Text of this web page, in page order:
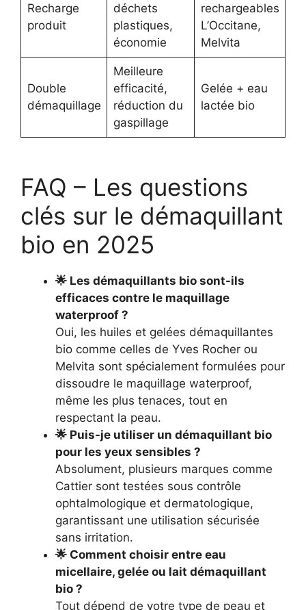
Recharge
produit
déchets
plastiques,
économie
rechargeables
L’Occitane,
Melvita
Double
démaquillage
Meilleure
efficacité,
réduction du
gaspillage
Gelée + eau
lactée bio
FAQ – Les questions
clés sur le démaquillant
bio en 2025
🌟 Les démaquillants bio sont-ils
efficaces contre le maquillage
waterproof ?
Oui, les huiles et gelées démaquillantes
bio comme celles de Yves Rocher ou
Melvita sont spécialement formulées pour
dissoudre le maquillage waterproof,
même les plus tenaces, tout en
respectant la peau.
🌟 Puis-je utiliser un démaquillant bio
pour les yeux sensibles ?
Absolument, plusieurs marques comme
Cattier sont testées sous contrôle
ophtalmologique et dermatologique,
garantissant une utilisation sécurisée
sans irritation.
🌟 Comment choisir entre eau
micellaire, gelée ou lait démaquillant
bio ?
Tout dépend de votre type de peau et